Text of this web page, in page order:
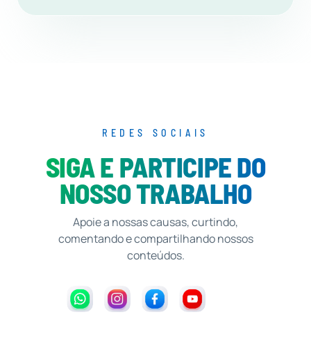
REDES SOCIAIS
SIGA E PARTICIPE DO
NOSSO TRABALHO
Apoie a nossas causas, curtindo,
comentando e compartilhando nossos
conteúdos.